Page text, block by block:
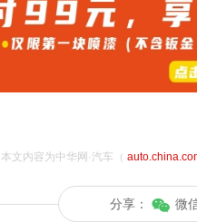
本文内容为中华网·汽车（
分享： 微